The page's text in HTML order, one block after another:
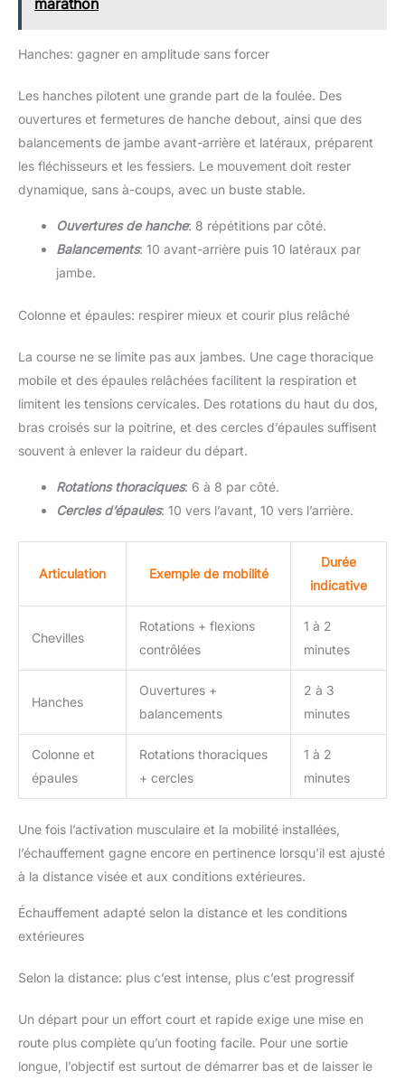
Hanches: gagner en amplitude sans forcer
Les hanches pilotent une grande part de la foulée. Des
ouvertures et fermetures de hanche debout, ainsi que des
balancements de jambe avant-arrière et latéraux, préparent
les fléchisseurs et les fessiers. Le mouvement doit rester
dynamique, sans à-coups, avec un buste stable.
Ouvertures de hanche: 8 répétitions par côté.
Balancements: 10 avant-arrière puis 10 latéraux par
jambe.
Colonne et épaules: respirer mieux et courir plus relâché
La course ne se limite pas aux jambes. Une cage thoracique
mobile et des épaules relâchées facilitent la respiration et
limitent les tensions cervicales. Des rotations du haut du dos,
bras croisés sur la poitrine, et des cercles d’épaules suffisent
souvent à enlever la raideur du départ.
Rotations thoraciques: 6 à 8 par côté.
Cercles d’épaules: 10 vers l’avant, 10 vers l’arrière.
Articulation Exemple de mobilité
Durée
indicative
Chevilles
Rotations + flexions
contrôlées
1 à 2
minutes
Hanches
Ouvertures +
balancements
2 à 3
minutes
Colonne et
épaules
Rotations thoraciques
+ cercles
1 à 2
minutes
Une fois l’activation musculaire et la mobilité installées,
l’échauffement gagne encore en pertinence lorsqu’il est ajusté
à la distance visée et aux conditions extérieures.
Échauffement adapté selon la distance et les conditions
extérieures
Selon la distance: plus c’est intense, plus c’est progressif
Un départ pour un effort court et rapide exige une mise en
route plus complète qu’un footing facile. Pour une sortie
longue, l’objectif est surtout de démarrer bas et de laisser le